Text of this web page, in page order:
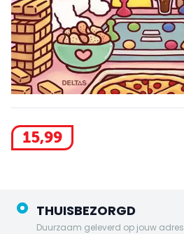
15,99
THUISBEZORGD
Duurzaam geleverd op jouw adres